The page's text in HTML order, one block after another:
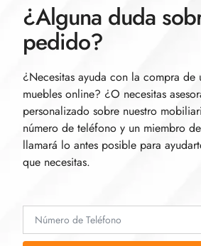
¿Alguna duda
pedido?
¿Necesitas ayuda con la compra de
muebles online? ¿O necesitas
personalizado sobre nuestro
número de teléfono y un miembro
llamará lo antes posible para
que necesitas.